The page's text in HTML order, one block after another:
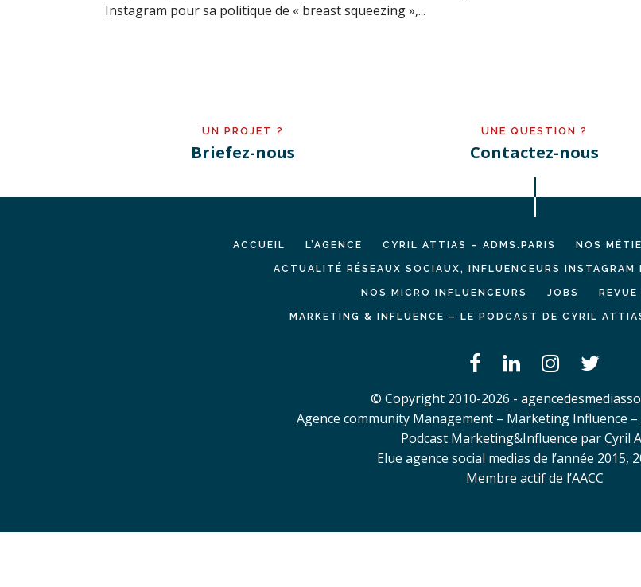
Instagram pour sa politique de « breast squeezing »,...
UN PROJET ?
Briefez-nous
UNE QUESTION ?
Contactez-nous
ACCUEIL L’AGENCE CYRIL ATTIAS – ADMS.PARIS NOS
ACTUALITÉ RÉSEAUX SOCIAUX, INFLUENCEURS
NOS MICRO INFLUENCEURS JOBS REVUE
MARKETING & INFLUENCE – LE PODCAST DE CYRIL
© Copyright 2010-2026 -
Agence community Management – Marketing Influence
Podcast Marketing&Influence par Cyril
Elue agence social medias de l’année 2015,
Membre actif de l’AACC